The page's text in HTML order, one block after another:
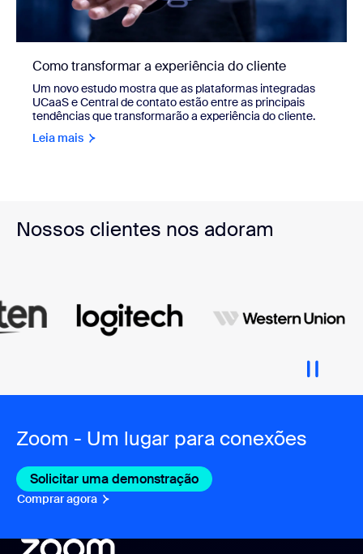
Como transformar a experiência do cliente
Um novo estudo mostra que as plataformas integradas
UCaaS e Central de contato estão entre as principais
tendências que transformarão a experiência do cliente.
Leia mais
Nossos clientes nos adoram
Zoom - Um lugar para conexões
Solicitar uma demonstração
Comprar agora